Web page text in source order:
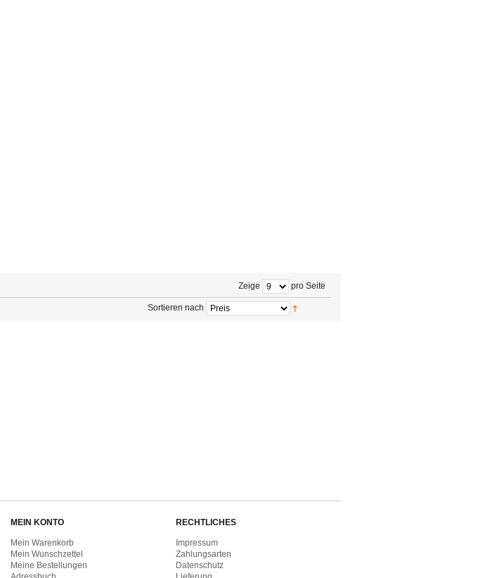
Zeige pro Seite
Sortieren nach
MEIN KONTO
Mein Warenkorb
Mein Wunschzettel
Meine Bestellungen
RECHTLICHES
Impressum
Zahlungsarten
Datenschutz